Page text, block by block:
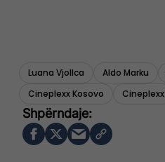
Luana Vjollca Aldo Marku
Cineplexx Kosovo
Cineplexx